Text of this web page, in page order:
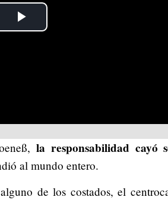
Play
la responsabilidad cayó
al mundo entero.
de los costados, el